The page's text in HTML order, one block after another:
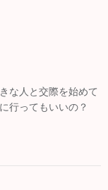
な人と交際を始めて
行ってもいいの？